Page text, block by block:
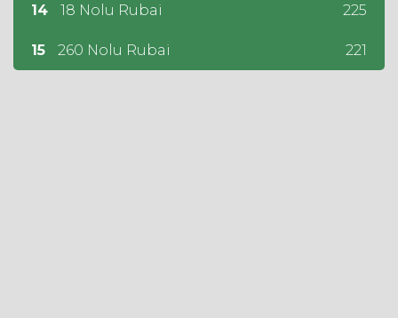
14 18 Nolu Rubai 225
15 260 Nolu Rubai 221